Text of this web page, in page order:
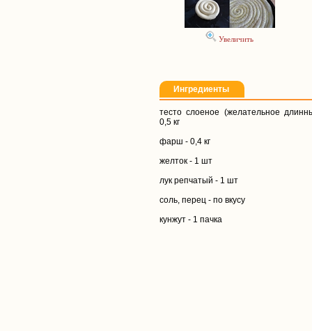
Увеличить
Ингредиенты
тесто слоеное (желательное
0,5 кг
фарш - 0,4 кг
желток - 1 шт
лук репчатый - 1 шт
соль, перец - по вкусу
кунжут - 1 пачка